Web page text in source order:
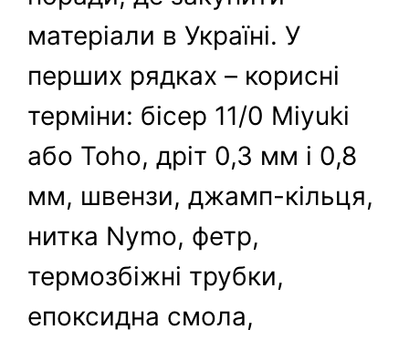
матеріали в Україні. У
перших рядках – корисні
терміни: бісер 11/0 Miyuki
або Toho, дріт 0,3 мм і 0,8
мм, швензи, джамп-кільця,
нитка Nymo, фетр,
термозбіжні трубки,
епоксидна смола,